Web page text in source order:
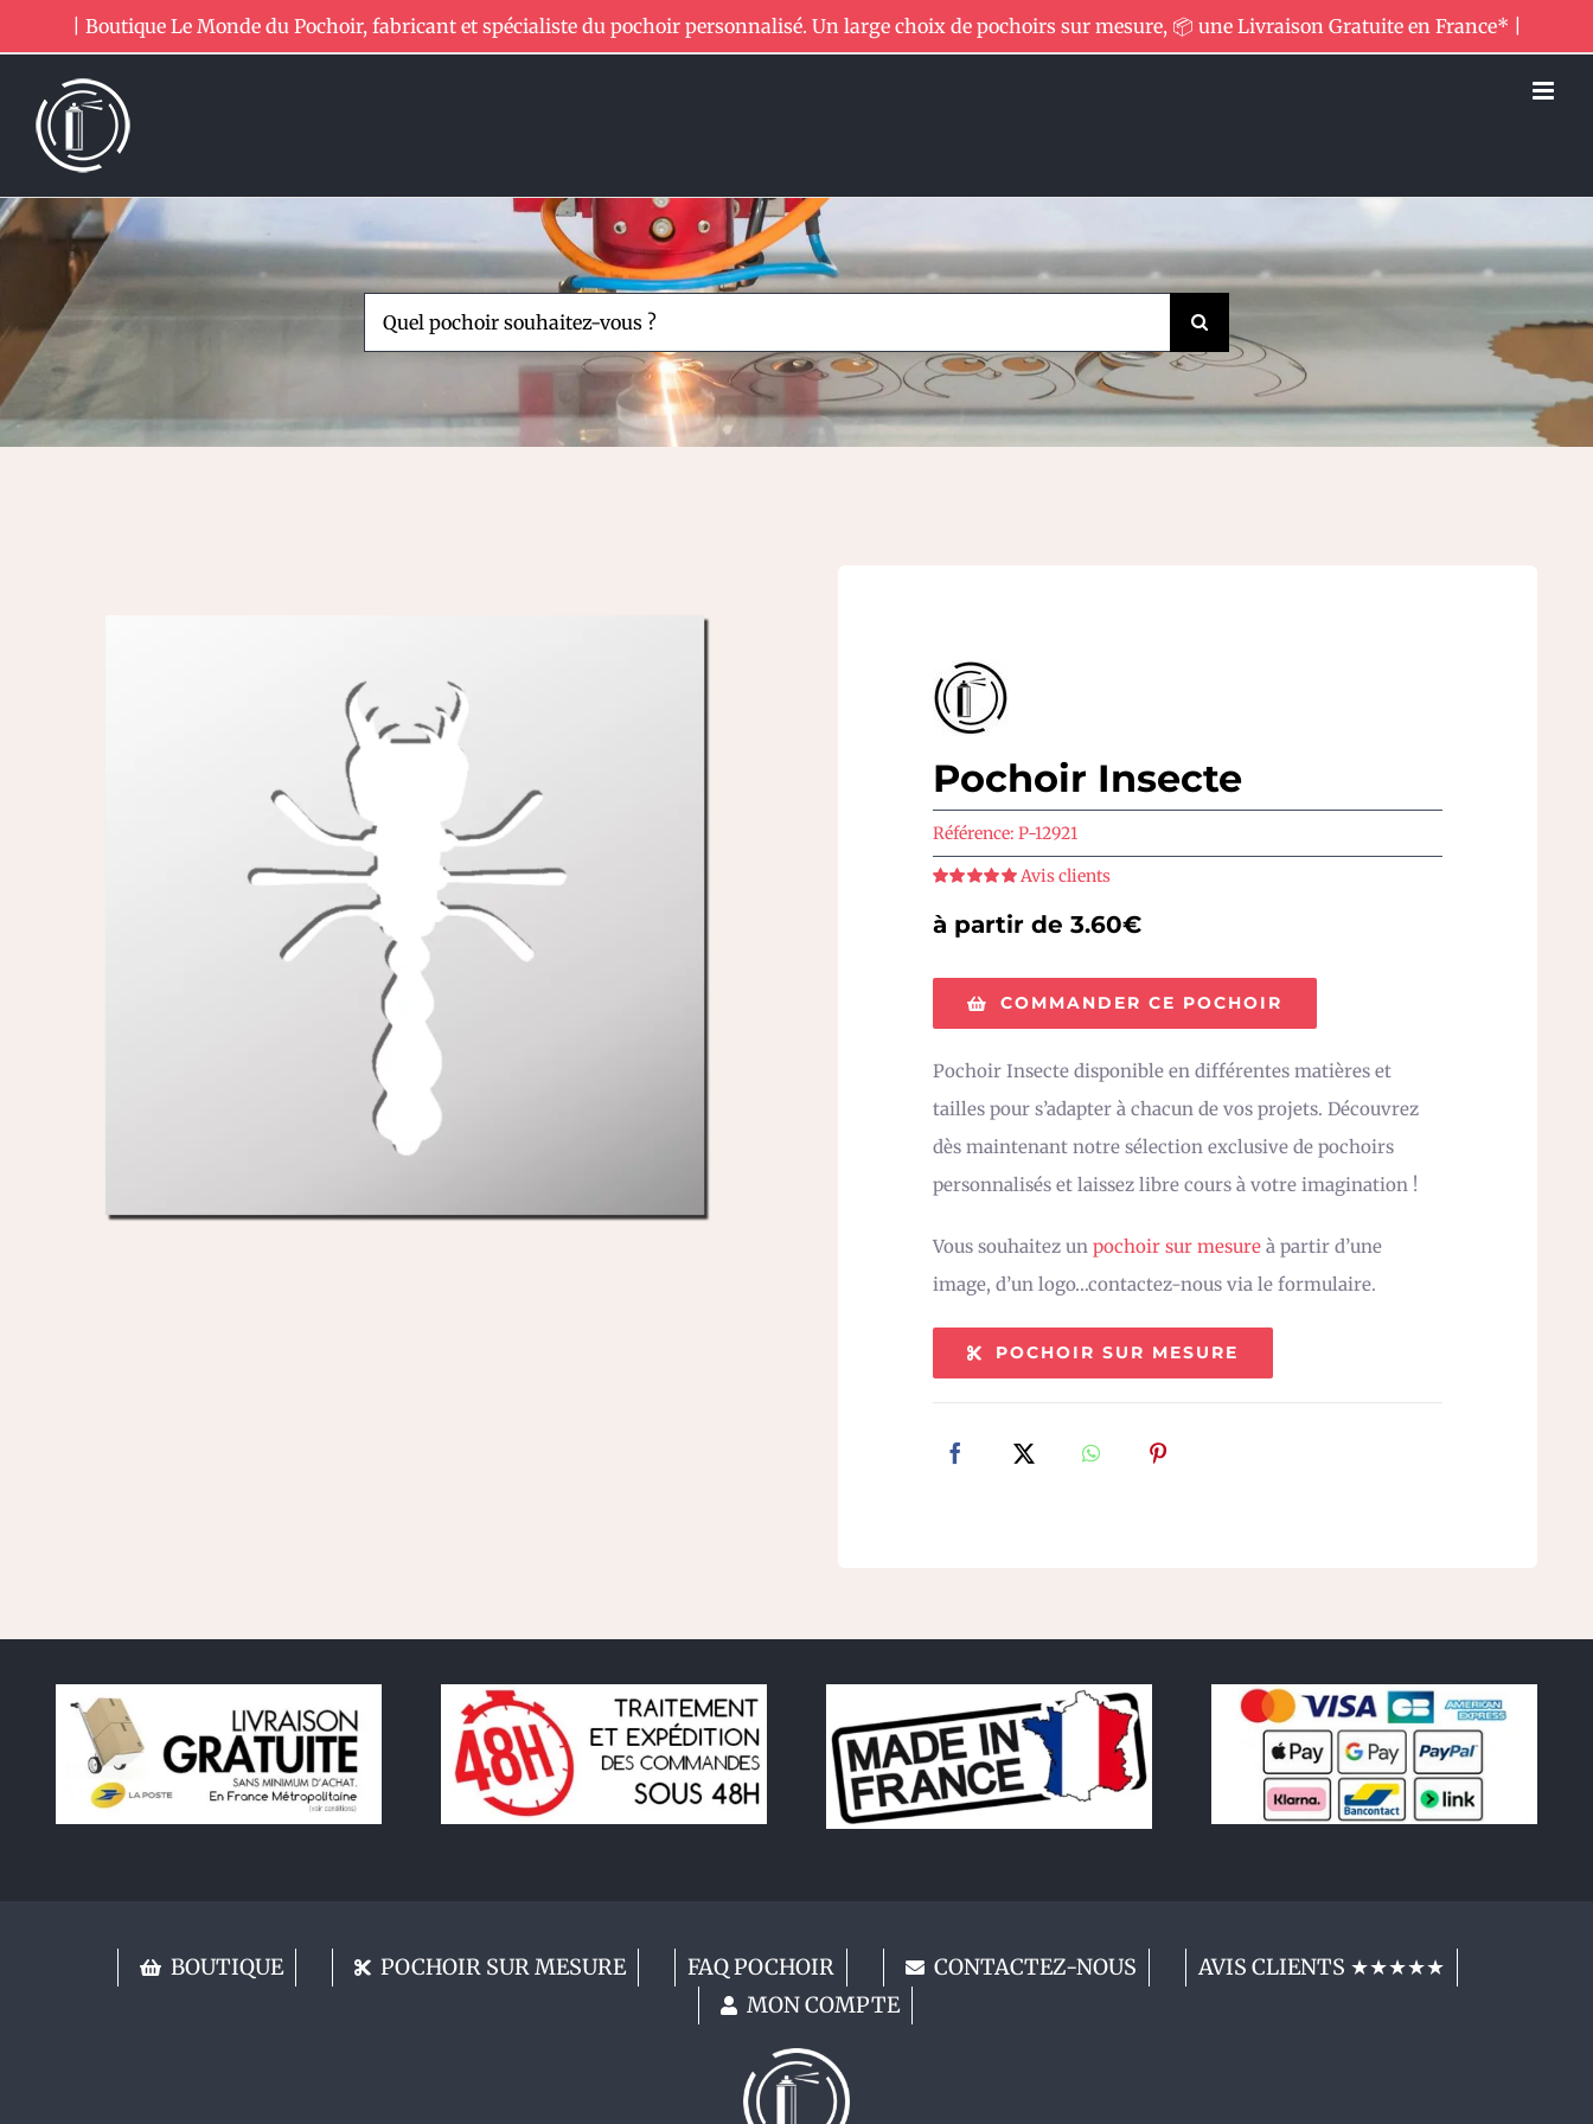
au
contenu
| Boutique Le Monde du Pochoir, fabricant et spécialiste du pochoir personnalisé. Un large choix de pochoirs sur mesure, 📦 une Livraison Gratuite en France* |
Rechercher:
Pochoir Insecte
Référence: P-12921
Avis clients
à partir de 3.60€
COMMANDER CE POCHOIR
Pochoir Insecte disponible en différentes matières et
tailles pour s’adapter à chacun de vos projets. Découvrez
dès maintenant notre sélection exclusive de pochoirs
personnalisés et laissez libre cours à votre imagination !
Vous souhaitez un pochoir sur mesure à partir d’une
image, d’un logo…contactez-nous via le formulaire.
POCHOIR SUR MESURE
BOUTIQUE POCHOIR SUR MESURE FAQ POCHOIR CONTACTEZ-NOUS
AVIS CLIENTS ★★★★★
MON COMPTE